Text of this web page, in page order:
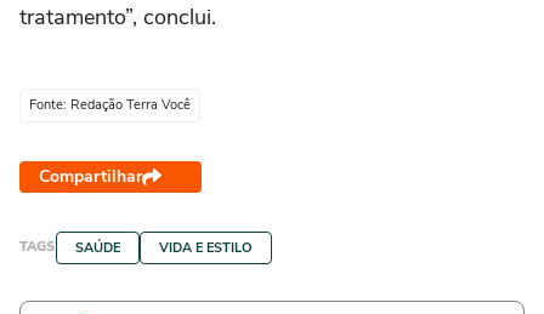
tratamento”, conclui.
Fonte: Redação Terra Você
Compartilhar
TAGS SAÚDE VIDA E ESTILO